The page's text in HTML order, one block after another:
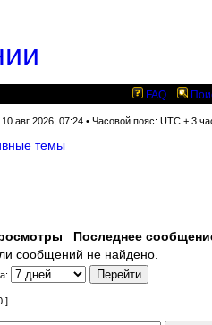
FAQ
авг 2026, 07:24 • Часовой пояс: UTC + 3
темы
Последнее
сообщений не найдено.
]